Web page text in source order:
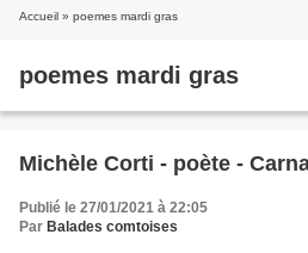
Accueil » poemes mardi gras
poemes mardi gras
Michèle
Publié le 27/01/2021 à 22:05
Par Balades comtoises